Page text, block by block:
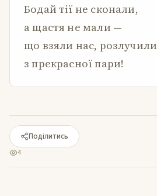
Бодай тії не сконали,
а щастя не мали —
що взяли нас, розлучили
з прекрасної пари!
Поділитись
4